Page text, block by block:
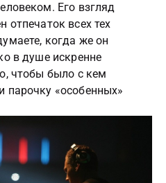
Его взгляд
отпечаток всех тех
когда же он
в душе искренне
чтобы было с кем
парочку «особенных»